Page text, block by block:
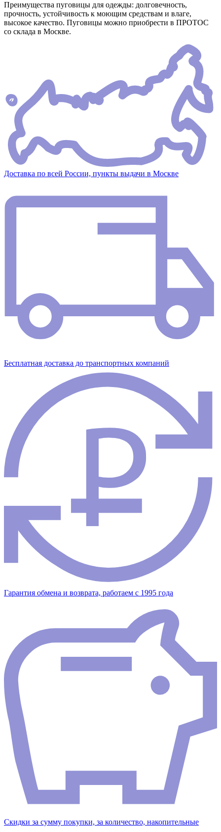
Преимущества пуговицы для одежды: долговечность,
прочность, устойчивость к моющим средствам и влаге,
высокое качество. Пуговицы можно приобрести в ПРОТОС
со склада в Москве.
Доставка по всей России, пункты выдачи в Москве
Бесплатная доставка до транспортных компаний
Гарантия обмена и возврата, работаем с 1995 года
Скидки за сумму покупки, за количество, накопительные